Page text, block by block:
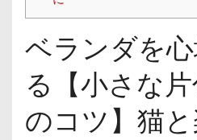
ベランダを
る【小さな
のコツ】猫